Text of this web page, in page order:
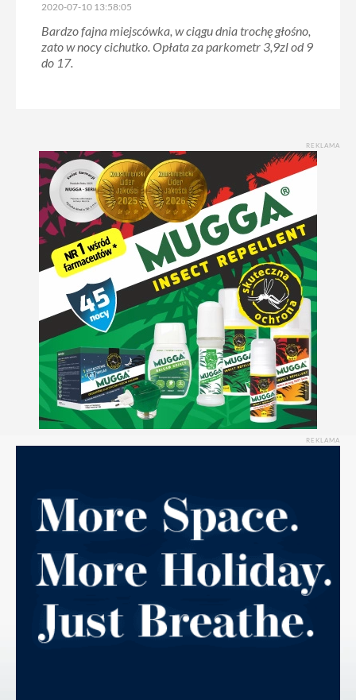
2020-07-10 13:58:05
Bardzo fajna miejscówka, w ciągu dnia trochę głośno,
zato w nocy cichutko. Opłata za parkometr 3,9zl od 9
do 17.
REKLAMA
REKLAMA